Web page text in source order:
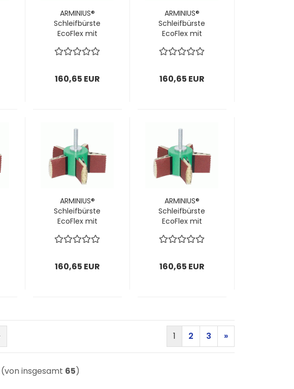
ARMINIUS®
Schleifbürste
EcoFlex mit
160x100x10mm;
Schleiflamellen
P120 & Bürsten; 1
160,65 EUR
ARMINIUS®
Schleifbürste
EcoFlex mit
160x100x10mm;
Schleiflamellen
P150 & Bürsten; 1
160,65 EUR
ARMINIUS®
Schleifbürste
EcoFlex mit
160x100x10mm;
Schleiflamellen
P240 & Bürsten;
160,65 EUR
ARMINIUS®
Schleifbürste
EcoFlex mit
160x100x10mm;
Schleiflamellen
P280 & Bürsten;
160,65 EUR
1 2 3 »
(von insgesamt 65)